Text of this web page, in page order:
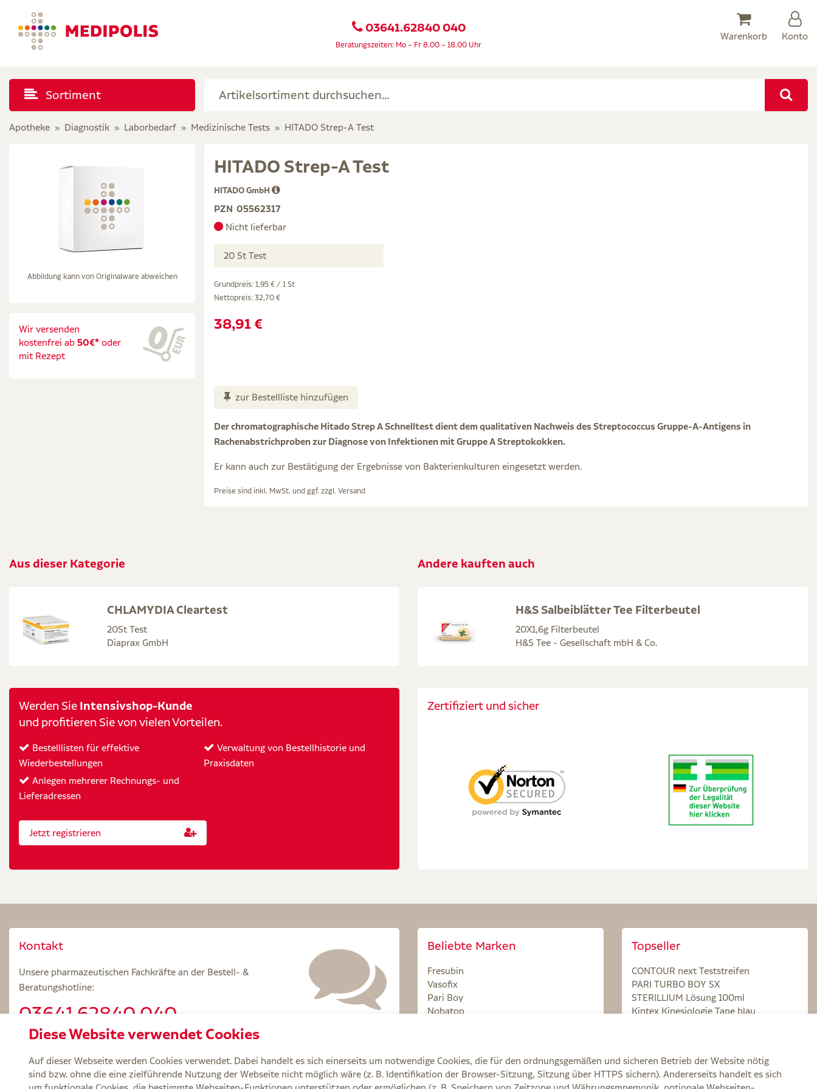
03641.62840 040
Beratungszeiten: Mo – Fr 8.00 – 18.00 Uhr
Warenkorb Konto
Sortiment
Apotheke Diagnostik Laborbedarf Medizinische Tests HITADO Strep-A Test
Abbildung kann von Originalware abweichen
Wir versenden
kostenfrei ab 50€* oder
mit Rezept
HITADO Strep-A Test
HITADO GmbH
PZN 05562317
Nicht lieferbar
20 St Test
Grundpreis: 1,95 € / 1 St
Nettopreis: 32,70 €
38,91 €
zur Bestellliste hinzufügen
Der chromatographische Hitado Strep A Schnelltest dient dem qualitativen Nachweis des Streptococcus Gruppe-A-Antigens in
Rachenabstrichproben zur Diagnose von Infektionen mit Gruppe A Streptokokken.
Er kann auch zur Bestätigung der Ergebnisse von Bakterienkulturen eingesetzt werden.
Preise sind inkl. MwSt. und ggf. zzgl. Versand
Aus dieser Kategorie
CHLAMYDIA Cleartest
20St Test
Diaprax GmbH
Andere kauften auch
H&S Salbeiblätter Tee Filterbeutel
20X1,6g Filterbeutel
H&S Tee - Gesellschaft mbH & Co.
Werden Sie Intensivshop-Kunde
und profitieren Sie von vielen Vorteilen.
Bestelllisten für effektive
Wiederbestellungen
Anlegen mehrerer Rechnungs- und
Lieferadressen
Verwaltung von Bestellhistorie und
Praxisdaten
Jetzt registrieren
Zertifiziert und sicher
Kontakt
Unsere pharmazeutischen Fachkräfte an der Bestell- &
Beratungshotline:
03641.62840 040
Beratungszeiten: Mo – Fr 8.00 – 18.00 Uhr
Beliebte Marken
Fresubin
Vasofix
Pari Boy
Nobatop
Topseller
CONTOUR next Teststreifen
PARI TURBO BOY SX
STERILLIUM Lösung 100ml
Kintex Kinesiologie Tape blau
Diese Website verwendet Cookies
Auf dieser Webseite werden Cookies verwendet. Dabei handelt es sich einerseits um notwendige Cookies, die für den ordnungsgemäßen und sicheren Betrieb der Website nötig
sind bzw. ohne die eine zielführende Nutzung der Webseite nicht möglich wäre (z. B. Identifikation der Browser-Sitzung, Sitzung über HTTPS sichern). Andererseits handelt es sich